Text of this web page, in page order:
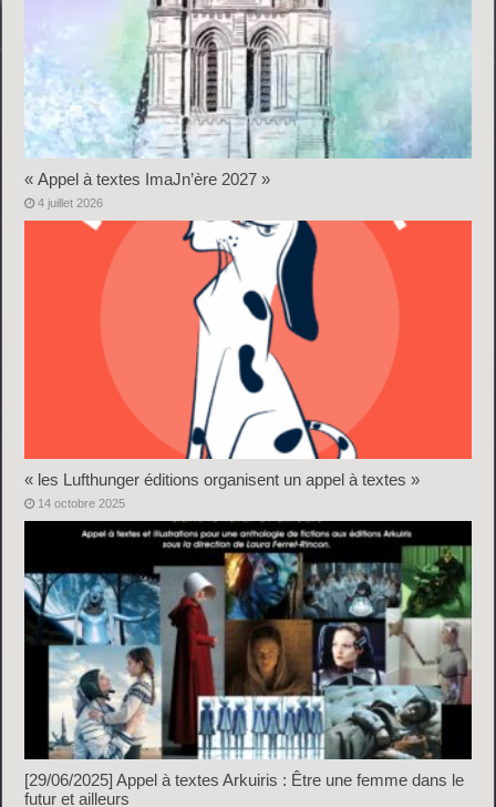
« Appel à textes ImaJn’ère 2027 »
4 juillet 2026
« les Lufthunger éditions organisent un appel à textes »
14 octobre 2025
[29/06/2025] Appel à textes Arkuiris : Être une femme dans le
futur et ailleurs